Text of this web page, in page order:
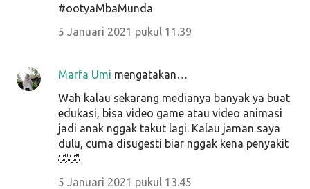
#ootyaMbaMunda
5 Januari 2021 pukul 11.39
Marfa Umi mengatakan…
Wah kalau sekarang medianya banyak ya buat
edukasi, bisa video game atau video animasi
jadi anak nggak takut lagi. Kalau jaman saya
dulu, cuma disugesti biar nggak kena penyakit
🤣🤣
5 Januari 2021 pukul 13.45